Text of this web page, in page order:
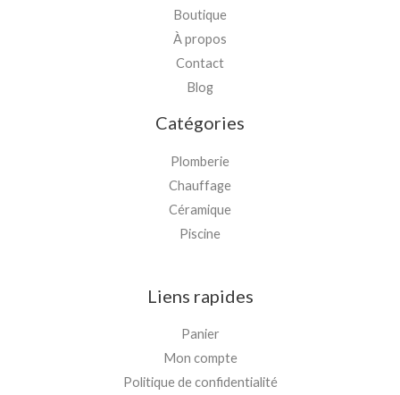
Boutique
À propos
Contact
Blog
Catégories
Plomberie
Chauffage
Céramique
Piscine
Liens rapides
Panier
Mon compte
Politique de confidentialité